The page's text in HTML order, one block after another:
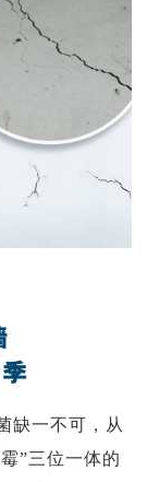
缺一不可，从
”三位一体的